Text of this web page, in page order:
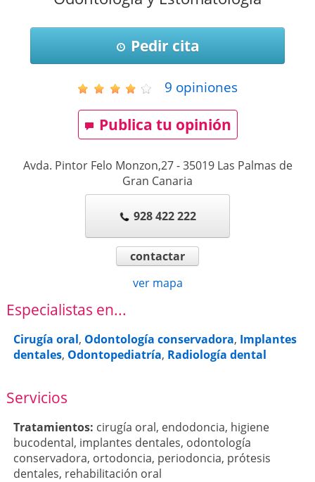
Pedir cita
9 opiniones
Publica tu opinión
Avda. Pintor Felo Monzon,27-35019 Las Palmas de
Gran Canaria
928 422 222
contactar
ver mapa
Especialistas en...
Cirugía oral, Odontología conservadora, Implantes
dentales, Odontopediatría, Radiología dental
Servicios
Tratamientos: cirugía oral, endodoncia, higiene
bucodental, implantes dentales, odontología
conservadora, ortodoncia, periodoncia, prótesis
dentales, rehabilitación oral